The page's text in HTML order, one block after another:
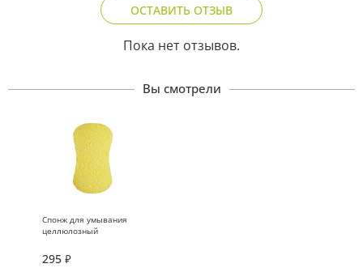
ОСТАВИТЬ ОТЗЫВ
Пока нет отзывов.
Вы смотрели
Спонж для умывания
целлюлозный
фигурный
295 ₽